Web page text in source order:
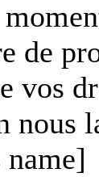
de
vos
nous
name]